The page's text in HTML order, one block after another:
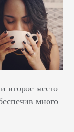
второе место
много